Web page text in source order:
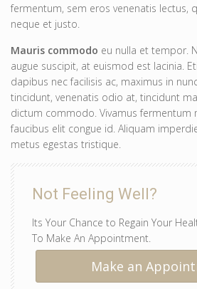
fermentum, sem eros venenatis lectus,
neque et justo.
Mauris commodo eu nulla et tempor.
augue suscipit, at euismod est lacinia.
dapibus nec facilisis ac, maximus in
tincidunt, venenatis odio at, tincidunt
dictum commodo. Vivamus fermentum
faucibus elit congue id. Aliquam
metus egestas tristique.
Not Feeling Well?
Its Your Chance to Regain Your
To Make An Appointment.
Make an